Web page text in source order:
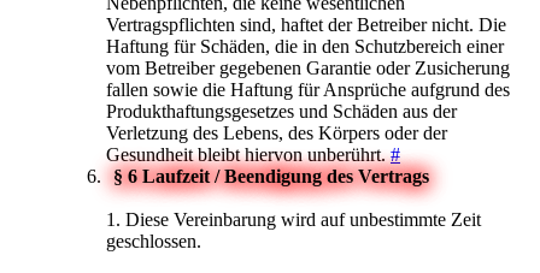
Vertragspflichten sind, haftet der Betreiber nicht. Die
Haftung für Schäden, die in den Schutzbereich einer
vom Betreiber gegebenen Garantie oder Zusicherung
fallen sowie die Haftung für Ansprüche aufgrund des
Produkthaftungsgesetzes und Schäden aus der
Verletzung des Lebens, des Körpers oder der
Gesundheit bleibt hiervon unberührt.#
§ 6 Laufzeit / Beendigung des Vertrags
1. Diese Vereinbarung wird auf unbestimmte Zeit
geschlossen.